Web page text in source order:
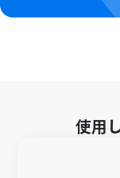
使用